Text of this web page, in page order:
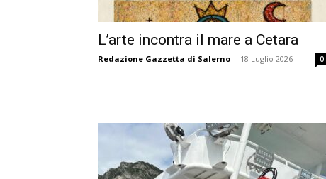
L’arte incontra il mare a Cetara
Redazione Gazzetta di Salerno - 18 Luglio 2026 0